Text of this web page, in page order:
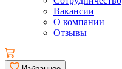
Вакансии
О компании
Отзывы